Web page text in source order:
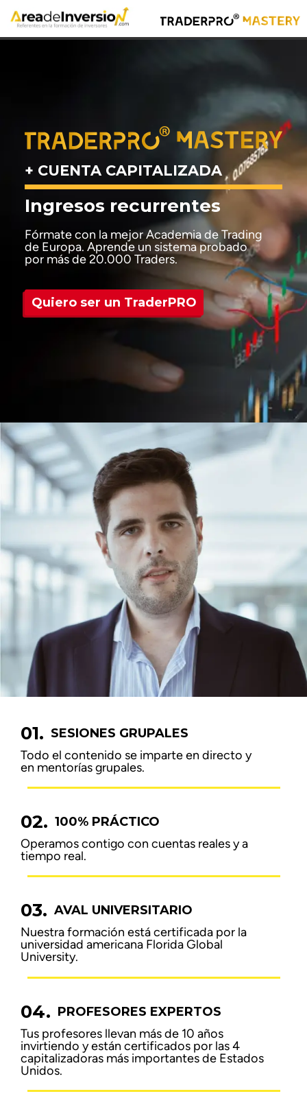
+ CUENTA CAPITALIZADA
Ingresos recurrentes
Fórmate con la mejor Academia de Trading
de Europa. Aprende un sistema probado
por más de 20.000 Traders.
Quiero ser un TraderPRO
01. SESIONES GRUPALES
Todo el contenido se imparte en directo y
en mentorías grupales.
02. 100% PRÁCTICO
Operamos contigo con cuentas reales y a
tiempo real.
03. AVAL UNIVERSITARIO
Nuestra formación está certificada por la
universidad americana Florida Global
University.
04. PROFESORES EXPERTOS
Tus profesores llevan más de 10 años
invirtiendo y están certificados por las 4
capitalizadoras más importantes de Estados
Unidos.